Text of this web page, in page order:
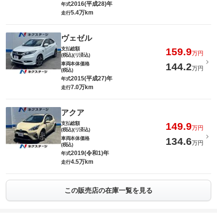
年式2016(平成28)年
走行5.4万km
ヴェゼル
支払総額
(税込)(リ済込)
159.9万円
車両本体価格
(税込)
144.2万円
年式2015(平成27)年
走行7.0万km
アクア
支払総額
(税込)(リ済込)
149.9万円
車両本体価格
(税込)
134.6万円
年式2019(令和1)年
走行4.5万km
この販売店の在庫一覧を見る